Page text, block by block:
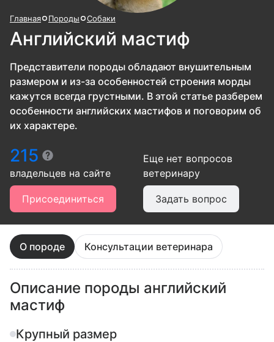
Главная Породы Собаки
Английский мастиф
Представители породы обладают внушительным
размером и из-за особенностей строения морды
кажутся всегда грустными. В этой статье разберем
особенности английских мастифов и поговорим об
их характере.
215
владельцев на сайте
Присоединиться
Еще нет вопросов
ветеринару
Задать вопрос
О породе Консультации ветеринара
Описание породы английский
мастиф
Крупный размер